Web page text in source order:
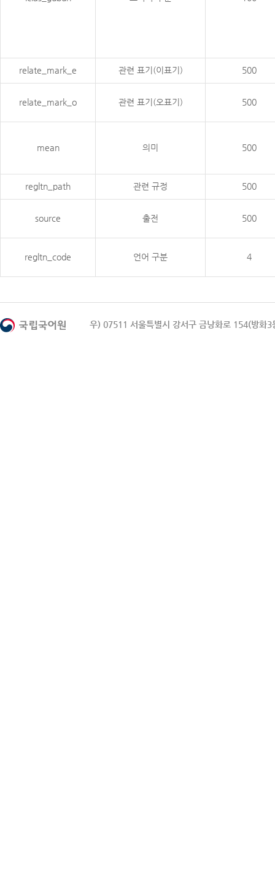
relate_mark_e 관련 표기(이표기) 500
relate_mark_o 관련 표기(오표기) 500
mean 의미 500
regltn_path 관련 규정 500
source 출전 500
regltn_code 언어 구분 4
우) 07511 서울특별시 강서구 금낭화로 154(방화3